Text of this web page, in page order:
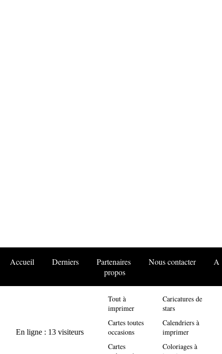
Accueil Derniers Partenaires Nous contacter
A
propos
Tout à
imprimer
Cartes toutes
occasions
Cartes
Caricatures de
stars
Calendriers à
imprimer
Coloriages à